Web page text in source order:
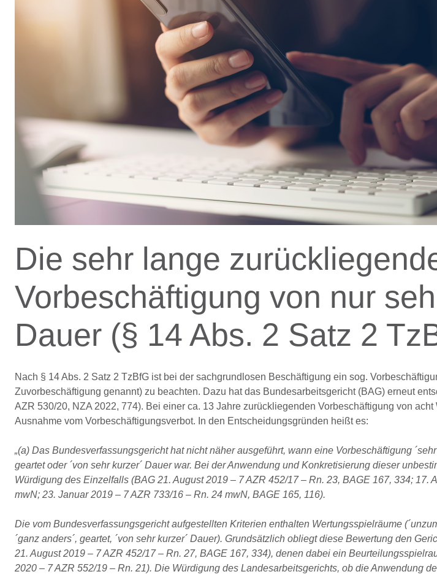
Die sehr lange
Vorbeschäftigung von nur
Dauer (§ 14 Abs. 2 Satz 2
Nach § 14 Abs. 2 Satz 2 TzBfG ist bei der sachgrundlosen Beschäftigung ein sog.
Zuvorbeschäftigung genannt) zu beachten. Dazu hat das Bundesarbeitsgericht (BAG) erneut
AZR 530/20, NZA 2022, 774). Bei einer ca. 13 Jahre zurückliegenden Vorbeschäftigung von
Ausnahme vom Vorbeschäftigungsverbot. In den Entscheidungsgründen heißt es:
„(a) Das Bundesverfassungsgericht hat nicht näher ausgeführt, wann eine Vorbeschäftigung
geartet oder ´von sehr kurzer´ Dauer war. Bei der Anwendung und Konkretisierung dieser
Würdigung des Einzelfalls (BAG 21. August 2019 – 7 AZR 452/17 – Rn. 23, BAGE 167, 334; 17.
mwN; 23. Januar 2019 – 7 AZR 733/16 – Rn. 24 mwN, BAGE 165, 116).
Die vom Bundesverfassungsgericht aufgestellten Kriterien enthalten Wertungsspielräume
´ganz anders´, geartet, ´von sehr kurzer´ Dauer). Grundsätzlich obliegt diese Bewertung den
21. August 2019 – 7 AZR 452/17 – Rn. 27, BAGE 167, 334), denen dabei ein
2020 – 7 AZR 552/19 – Rn. 21). Die Würdigung des Landesarbeitsgerichts, ob die Anwendung